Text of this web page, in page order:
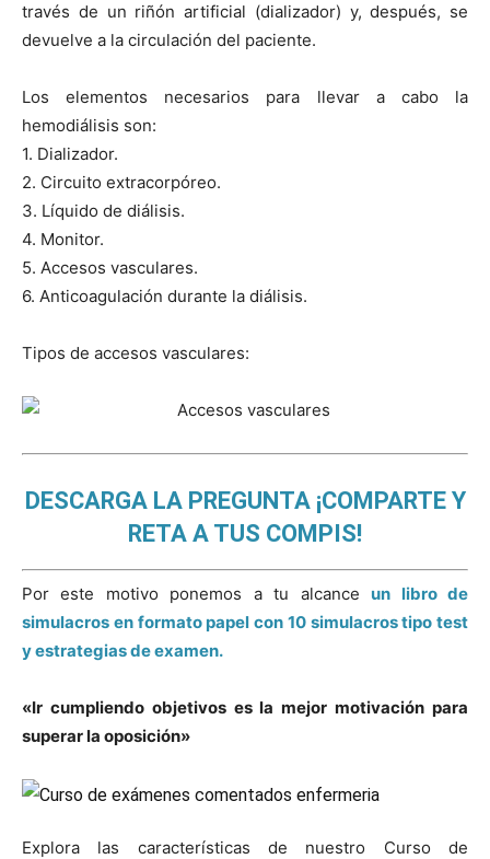
través de un riñón artificial (dializador) y, después, se
devuelve a la circulación del paciente.
Los elementos necesarios para llevar a cabo la
hemodiálisis son:
1. Dializador.
2. Circuito extracorpóreo.
3. Líquido de diálisis.
4. Monitor.
5. Accesos vasculares.
6. Anticoagulación durante la diálisis.
Tipos de accesos vasculares:
DESCARGA LA PREGUNTA ¡COMPARTE Y
RETA A TUS COMPIS!
Por este motivo ponemos a tu alcance un libro de
simulacros en formato papel con 10 simulacros tipo test
y estrategias de examen.
«Ir cumpliendo objetivos es la mejor motivación para
superar la oposición»
Explora las características de nuestro Curso de